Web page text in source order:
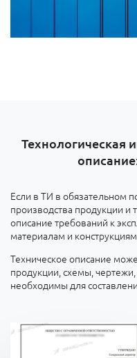
Технологическая
Если в ТИ в обязательном
производства продукции и
описание требований к
материалам и
Техническое описание
продукции, схемы,
необходимы для